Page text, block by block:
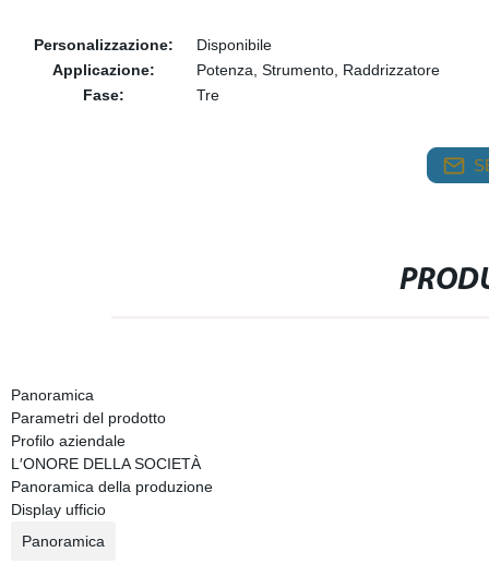
Personalizzazione:
Disponibile
Applicazione:
Potenza, Strumento, Raddrizzatore
Fase:
Tre
Panoramica
Parametri del prodotto
Profilo aziendale
L′ONORE DELLA SOCIETÀ
Panoramica della produzione
Display ufficio
Panoramica